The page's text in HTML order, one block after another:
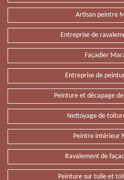
Artisan peintre
Entreprise de
Façadier
Entreprise de
Peinture et décapage
Nettoyage de
Peintre intérieur
Ravalement de
Peinture sur tuile et